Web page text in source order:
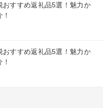
おすすめ返礼品5選！魅力か
おすすめ返礼品5選！魅力か